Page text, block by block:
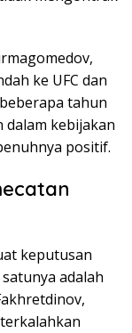
ke UFC dan
tahun
kebijakan
positif.
keputusan
adalah